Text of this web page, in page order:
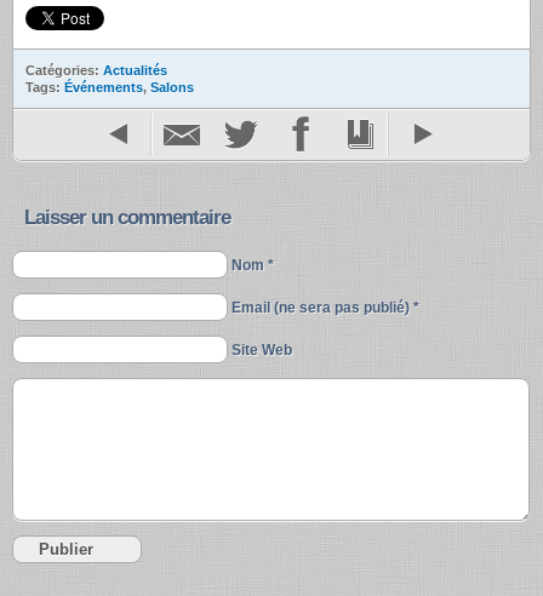
Catégories: Actualités
Tags: Événements, Salons
Laisser un commentaire
Nom *
Email (ne sera pas publié) *
Site Web